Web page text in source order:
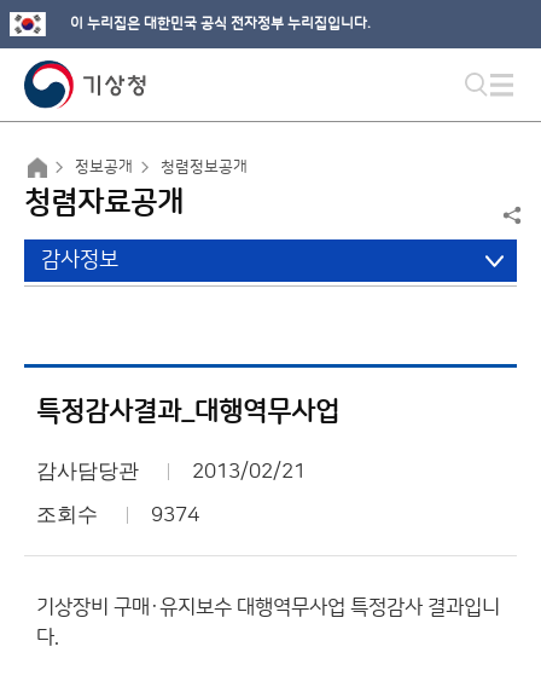
이 누리집은 대한민국 공식 전자정부 누리집입니다.
정보공개 청렴정보공개
청렴자료공개
감사정보
특정감사결과_대행역무사업
감사담당관 2013/02/21
조회수 9374
기상장비 구매·유지보수 대행역무사업 특정감사 결과입니
다.